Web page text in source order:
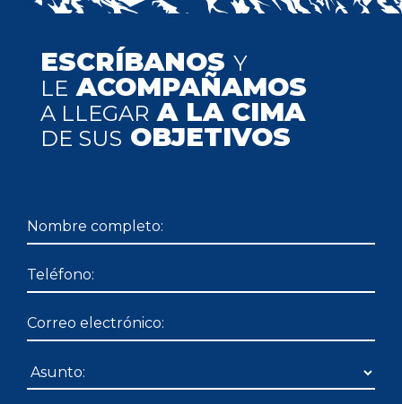
ESCRÍBANOS Y
LE ACOMPAÑAMOS
A LLEGAR A LA CIMA
DE SUS OBJETIVOS